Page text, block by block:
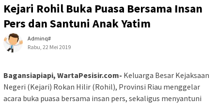
Kejari Rohil Buka Puasa Bersama Insan
Pers dan Santuni Anak Yatim
Adminq#
Rabu, 22 Mei 2019
Bagansiapiapi, WartaPesisir.com- Keluarga Besar Kejaksaan
Negeri (Kejari) Rokan Hilir (Rohil), Provinsi Riau menggelar
acara buka puasa bersama insan pers, sekaligus menyantuni